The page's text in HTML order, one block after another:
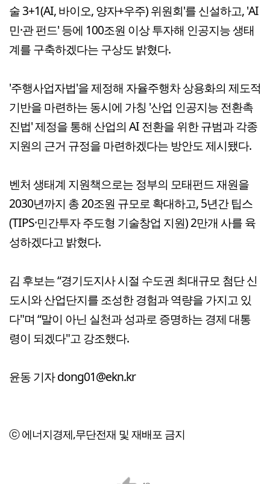
술 3+1(AI, 바이오, 양자+우주) 위원회'를 신설하고, 'AI
민·관 펀드' 등에 100조원 이상 투자해 인공지능 생태
계를 구축하겠다는 구상도 밝혔다.
'주행사업자법'을 제정해 자율주행차 상용화의 제도적
기반을 마련하는 동시에 가칭 '산업 인공지능 전환촉
진법' 제정을 통해 산업의 AI 전환을 위한 규범과 각종
지원의 근거 규정을 마련하겠다는 방안도 제시됐다.
벤처 생태계 지원책으로는 정부의 모태펀드 재원을
2030년까지 총 20조원 규모로 확대하고, 5년간 팁스
(TIPS·민간투자 주도형 기술창업 지원) 2만개 사를 육
성하겠다고 밝혔다.
김 후보는 “경기도지사 시절 수도권 최대규모 첨단 신
도시와 산업단지를 조성한 경험과 역량을 가지고 있
다"며 “말이 아닌 실천과 성과로 증명하는 경제 대통
령이 되겠다"고 강조했다.
윤동 기자 dong01@ekn.kr
ⓒ 에너지경제,무단전재 및 재배포 금지